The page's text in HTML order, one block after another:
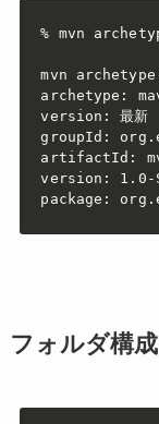
% mvn
mvn
archetype:
version: 最新
groupId:
artifactId:
version: 1.0-
package:
フォルダ構